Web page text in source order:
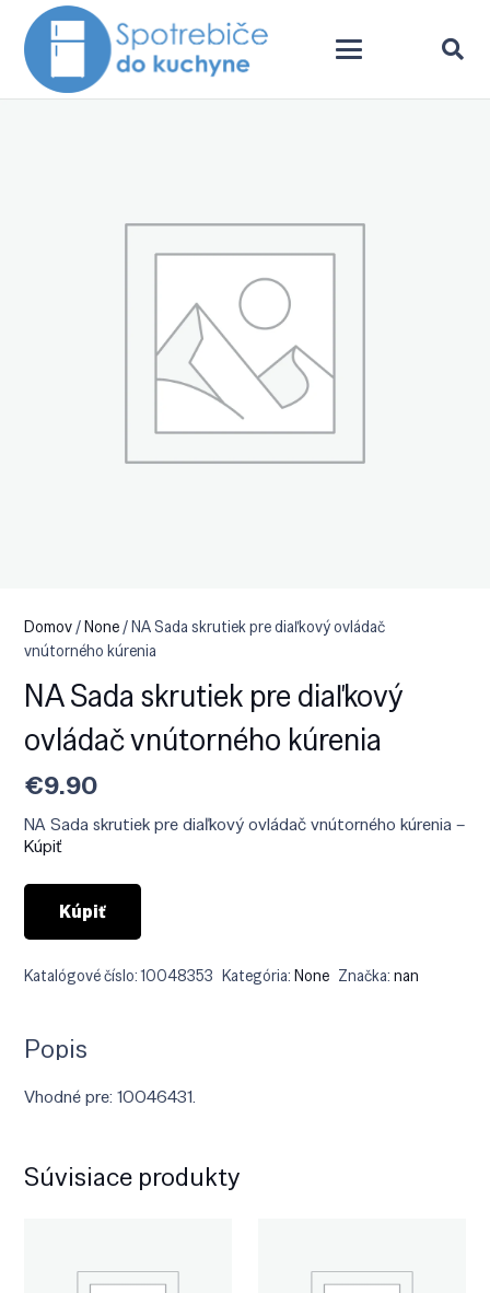
Domov/None/ NA Sada skrutiek pre diaľkový ovládač
vnútorného kúrenia
NA Sada skrutiek pre diaľkový
ovládač vnútorného kúrenia
€9.90
NA Sada skrutiek pre diaľkový ovládač vnútorného kúrenia –
Kúpiť
Kúpiť
Katalógové číslo:10048353 Kategória:None Značka: nan
Popis
Vhodné pre: 10046431.
Súvisiace produkty